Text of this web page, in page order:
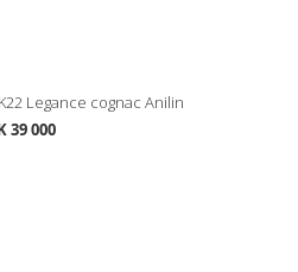
Legance cognac Anilin
39 000